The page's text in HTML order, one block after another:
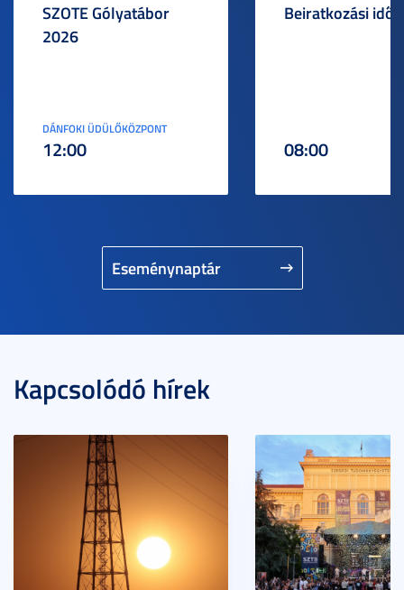
Eseménynaptár
SZOTE Gólyatábor
2026
DÁNFOKI ÜDÜLŐKÖZPONT
12:00
Beiratkozási
08:00
Kapcsolódó hírek